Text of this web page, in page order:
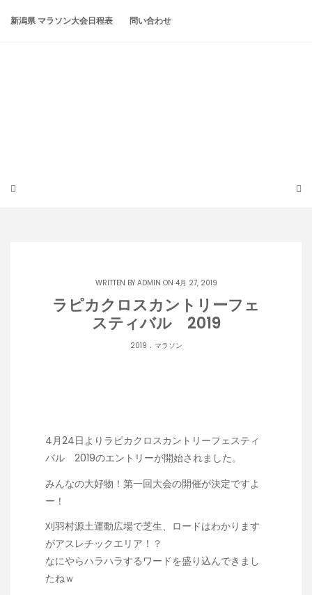
新潟県 マラソン大会日程表 問い合わせ
WRITTEN BY ADMIN ON 4月 27, 2019
ラピカクロスカントリーフェ
スティバル 2019
2019 . マラソン
4月24日よりラピカクロスカントリーフェスティ
バル 2019のエントリーが開始されました。
みんなの大好物！第一回大会の開催が決定ですよ
ー！
刈羽村源土運動広場で芝生、ロードはわかります
がアスレチックエリア！？
なにやらハラハラするワードを盛り込んできまし
たねｗ